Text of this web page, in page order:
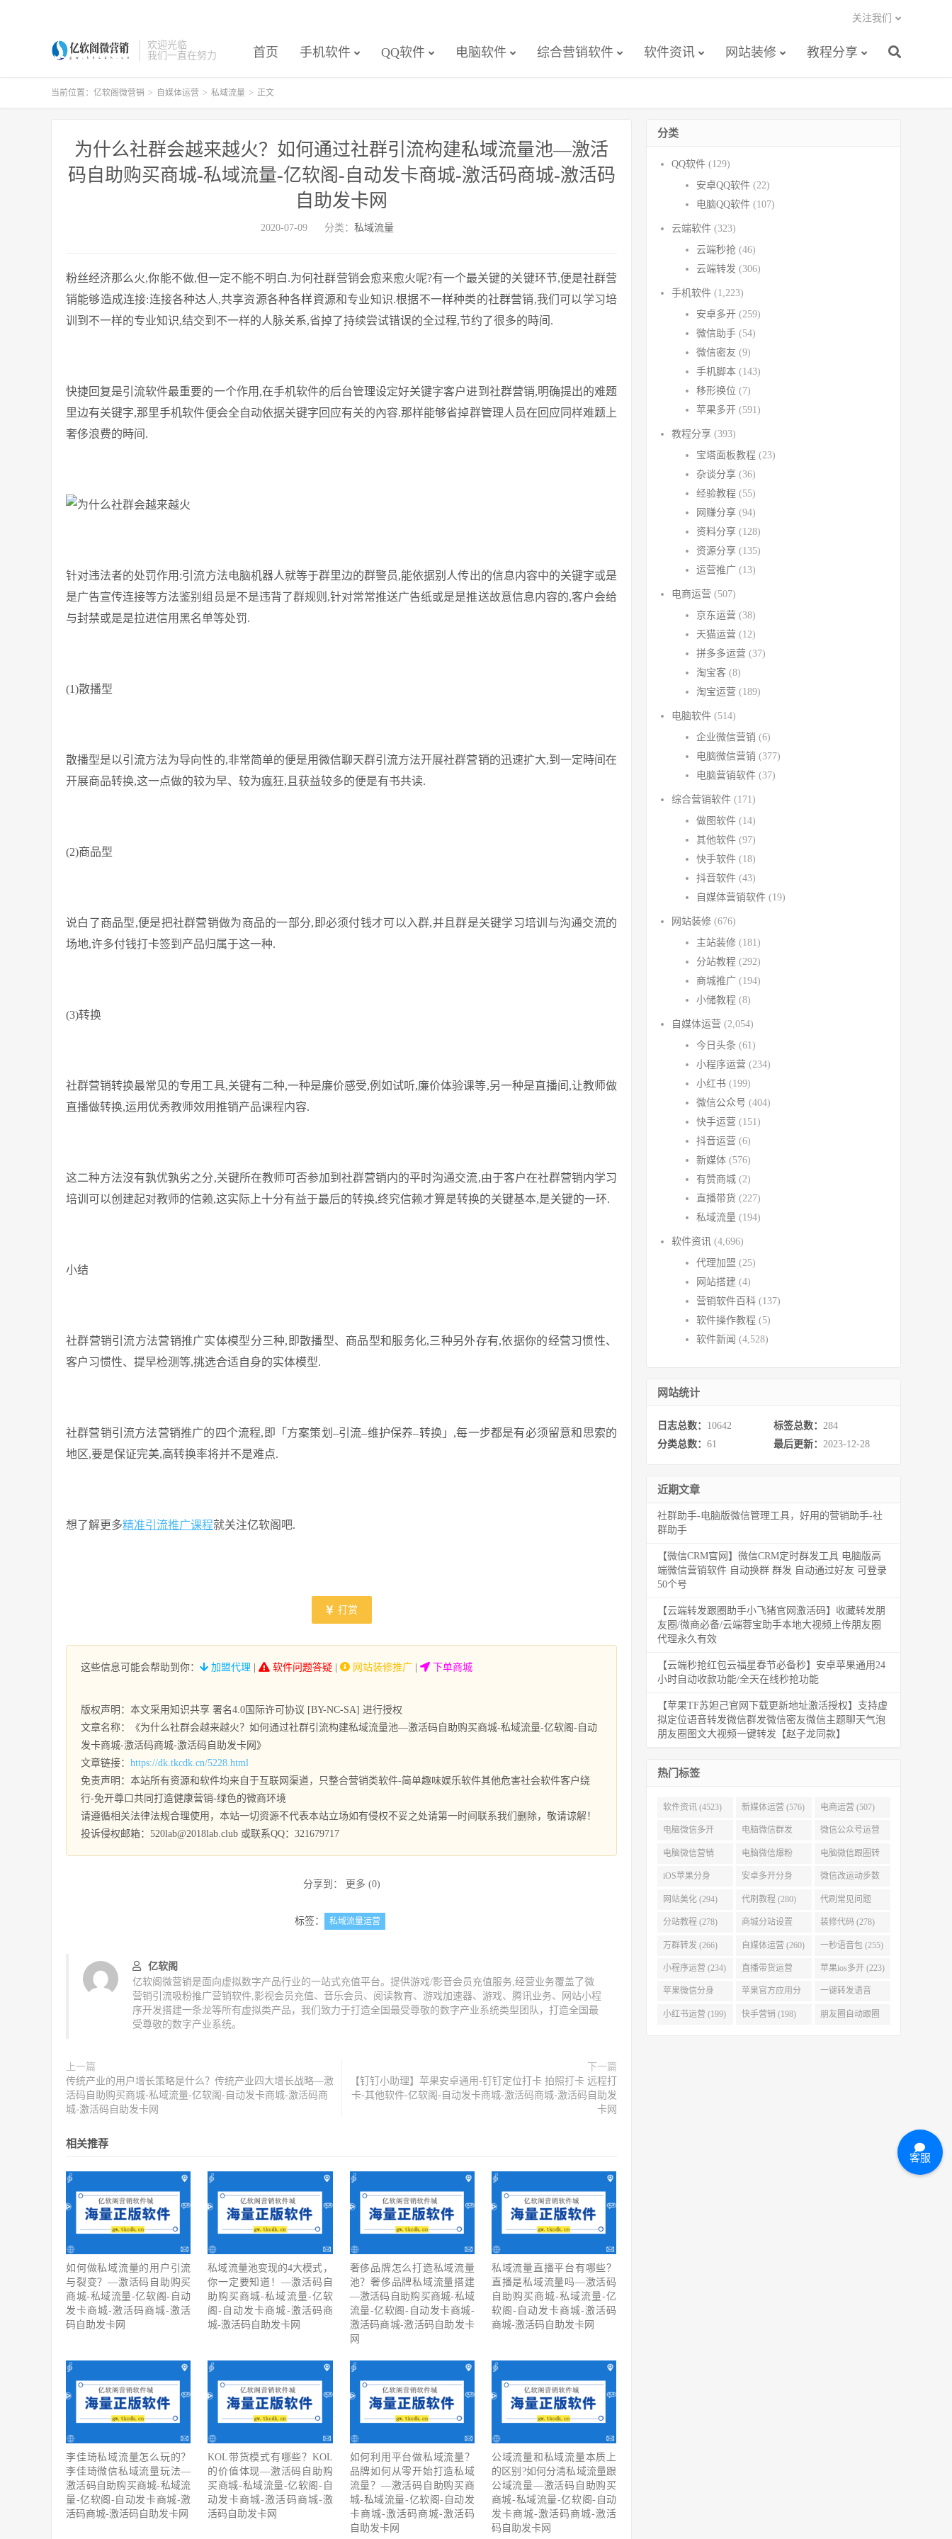
欢迎光临
我们一直在努力
首页 手机软件 QQ软件 电脑软件 综合营销软件 软件资讯 网站装修 教程分享
关注我们
当前位置： 亿软阁微营销 > 自媒体运营 > 私域流量 > 正文
为什么社群会越来越火？如何通过社群引流构建私域流量池—激活
码自助购买商城-私域流量-亿软阁-自动发卡商城-激活码商城-激活码
自助发卡网
2020-07-09 分类： 私域流量
粉丝经济那么火,你能不做,但一定不能不明白.为何社群营销会愈来愈火呢?有一个最关键的关键环节,便是社群营
销能够造成连接:连接各种达人,共享资源各种各样資源和专业知识.根据不一样种类的社群营销,我们可以学习培
训到不一样的专业知识,结交到不一样的人脉关系,省掉了持续尝试错误的全过程,节约了很多的時间.
快捷回复是引流软件最重要的一个作用,在手机软件的后台管理设定好关键字客户进到社群营销,明确提出的难题
里边有关键字,那里手机软件便会全自动依据关键字回应有关的內容.那样能够省掉群管理人员在回应同样难题上
奢侈浪费的時间.
针对违法者的处罚作用:引流方法电脑机器人就等于群里边的群警员,能依据别人传出的信息内容中的关键字或是
是广告宣传连接等方法鉴别组员是不是违背了群规则,针对常常推送广告纸或是是推送故意信息内容的,客户会给
与封禁或是是拉进信用黑名单等处罚.
(1)散播型
散播型是以引流方法为导向性的,非常简单的便是用微信聊天群引流方法开展社群营销的迅速扩大,到一定時间在
开展商品转换,这一点做的较为早、较为瘋狂,且获益较多的便是有书共读.
(2)商品型
说白了商品型,便是把社群营销做为商品的一部分,即必须付钱才可以入群,并且群是关键学习培训与沟通交流的
场地,许多付钱打卡签到产品归属于这一种.
(3)转换
社群营销转换最常见的专用工具,关键有二种,一种是廉价感受,例如试听,廉价体验课等,另一种是直播间,让教师做
直播做转换,运用优秀教师效用推销产品课程内容.
这二种方法沒有孰优孰劣之分,关键所在教师可否参加到社群营销内的平时沟通交流,由于客户在社群营销内学习
培训可以创建起对教师的信赖,这实际上十分有益于最后的转换,终究信赖才算是转换的关键基本,是关键的一环.
小结
社群营销引流方法营销推广实体模型分三种,即散播型、商品型和服务化,三种另外存有,依据你的经营习惯性、
客户习惯性、提早检测等,挑选合适自身的实体模型.
社群营销引流方法营销推广的四个流程,即「方案策划–引流–维护保养–转换」,每一步都是有必须留意和思索的
地区,要是保证完美,高转换率将并不是难点.
想了解更多精准引流推广课程就关注亿软阁吧.
打赏
这些信息可能会帮助到你： 加盟代理 软件问题答疑 网站装修推广 下单商城
版权声明：本文采用知识共享 署名4.0国际许可协议 [BY-NC-SA] 进行授权
文章名称：《为什么社群会越来越火？如何通过社群引流构建私域流量池—激活码自助购买商城-私域流量-亿软阁-自动
发卡商城-激活码商城-激活码自助发卡网》
文章链接： https://dk.tkcdk.cn/5228.html
免责声明：本站所有资源和软件均来自于互联网渠道，只整合营销类软件-简单趣味娱乐软件其他危害社会软件客户绕
行-免开尊口共同打造健康营销-绿色的微商环境
请遵循相关法律法规合理使用，本站一切资源不代表本站立场如有侵权不妥之处请第一时间联系我们删除，敬请谅解！
投诉侵权邮箱：520lab@2018lab.club 或联系QQ：321679717
分享到： 更多 (0)
标签： 私域流量运营
亿软阁
亿软阁微营销是面向虚拟数字产品行业的一站式充值平台。提供游戏/影音会员充值服务,经营业务覆盖了微
营销引流吸粉推广营销软件,影视会员充值、音乐会员、阅读教育、游戏加速器、游戏、腾讯业务、网站小程
序开发搭建一条龙等所有虚拟类产品，我们致力于打造全国最受尊敬的数字产业系统类型团队，打造全国最
受尊敬的数字产业系统。
上一篇
传统产业的用户增长策略是什么？传统产业四大增长战略—激
活码自助购买商城-私域流量-亿软阁-自动发卡商城-激活码商
城-激活码自助发卡网
下一篇
【钉钉小助理】苹果安卓通用-钉钉定位打卡 拍照打卡 远程打
卡-其他软件-亿软阁-自动发卡商城-激活码商城-激活码自助发
卡网
相关推荐
如何做私域流量的用户引流
与裂变？—激活码自助购买
商城-私域流量-亿软阁-自动
发卡商城-激活码商城-激活
码自助发卡网
私域流量池变现的4大模式，
你一定要知道！—激活码自
助购买商城-私域流量-亿软
阁-自动发卡商城-激活码商
城-激活码自助发卡网
奢侈品牌怎么打造私域流量
池？奢侈品牌私域流量搭建
—激活码自助购买商城-私域
流量-亿软阁-自动发卡商城-
激活码商城-激活码自助发卡
网
私域流量直播平台有哪些？
直播是私域流量吗—激活码
自助购买商城-私域流量-亿
软阁-自动发卡商城-激活码
商城-激活码自助发卡网
李佳琦私域流量怎么玩的？
李佳琦微信私域流量玩法—
激活码自助购买商城-私域流
量-亿软阁-自动发卡商城-激
活码商城-激活码自助发卡网
KOL带货模式有哪些？KOL
的价值体现—激活码自助购
买商城-私域流量-亿软阁-自
动发卡商城-激活码商城-激
活码自助发卡网
如何利用平台做私域流量？
品牌如何从零开始打造私域
流量？—激活码自助购买商
城-私域流量-亿软阁-自动发
卡商城-激活码商城-激活码
自助发卡网
公域流量和私域流量本质上
的区别?如何分清私域流量跟
公域流量—激活码自助购买
商城-私域流量-亿软阁-自动
发卡商城-激活码商城-激活
码自助发卡网
分类
QQ软件 (129)
安卓QQ软件 (22)
电脑QQ软件 (107)
云端软件 (323)
云端秒抢 (46)
云端转发 (306)
手机软件 (1,223)
安卓多开 (259)
微信助手 (54)
微信密友 (9)
手机脚本 (143)
移形换位 (7)
苹果多开 (591)
教程分享 (393)
宝塔面板教程 (23)
杂谈分享 (36)
经验教程 (55)
网赚分享 (94)
资料分享 (128)
资源分享 (135)
运营推广 (13)
电商运营 (507)
京东运营 (38)
天猫运营 (12)
拼多多运营 (37)
淘宝客 (8)
淘宝运营 (189)
电脑软件 (514)
企业微信营销 (6)
电脑微信营销 (377)
电脑营销软件 (37)
综合营销软件 (171)
做图软件 (14)
其他软件 (97)
快手软件 (18)
抖音软件 (43)
自媒体营销软件 (19)
网站装修 (676)
主站装修 (181)
分站教程 (292)
商城推广 (194)
小储教程 (8)
自媒体运营 (2,054)
今日头条 (61)
小程序运营 (234)
小红书 (199)
微信公众号 (404)
快手运营 (151)
抖音运营 (6)
新媒体 (576)
有赞商城 (2)
直播带货 (227)
私域流量 (194)
软件资讯 (4,696)
代理加盟 (25)
网站搭建 (4)
营销软件百科 (137)
软件操作教程 (5)
软件新闻 (4,528)
网站统计
日志总数： 10642 标签总数： 284
分类总数： 61 最后更新： 2023-12-28
近期文章
社群助手-电脑版微信管理工具，好用的营销助手-社
群助手
【微信CRM官网】微信CRM定时群发工具 电脑版高
端微信营销软件 自动换群 群发 自动通过好友 可登录
50个号
【云端转发跟圈助手小飞猪官网激活码】收藏转发朋
友圈/微商必备/云端蓉宝助手本地大视频上传朋友圈
代理永久有效
【云端秒抢红包云福星春节必备秒】安卓苹果通用24
小时自动收款功能/全天在线秒抢功能
【苹果TF苏妲己官网下载更新地址激活授权】支持虚
拟定位语音转发微信群发微信密友微信主题聊天气泡
朋友圈图文大视频一键转发【赵子龙同款】
热门标签
软件资讯 (4523) 新媒体运营 (576) 电商运营 (507)
电脑微信多开
(479)
电脑微信群发
(477)
微信公众号运营
(404)
电脑微信营销
(386)
电脑微信爆粉
(384)
电脑微信跟圈转
发 (379)
iOS苹果分身
(371)
安卓多开分身
(333)
微信改运动步数
(313)
网站美化 (294) 代刷教程 (280) 代刷常见问题
(280)
分站教程 (278) 商城分站设置
(278)
装修代码 (278)
万群转发 (266) 自媒体运营 (260) 一秒语音包 (255)
小程序运营 (234) 直播带货运营
(227)
苹果ios多开 (223)
苹果微信分身
(223)
苹果官方应用分
身 (219)
一键转发语音
(219)
小红书运营 (199) 快手营销 (198) 朋友圈自动跟圈
客服